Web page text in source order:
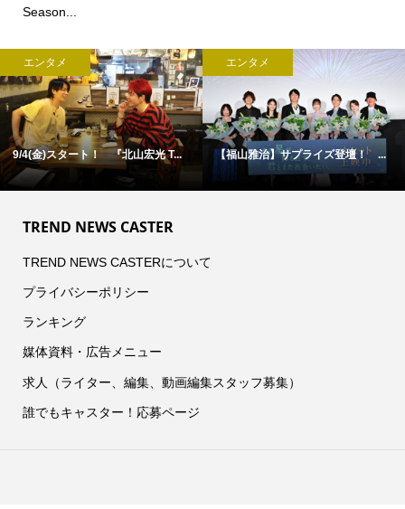
Season...
エンタメ
9/4(金)スタート！ 『北山宏光 T...
エンタメ
【福山雅治】サプライズ登壇！ ...
TREND NEWS CASTER
TREND NEWS CASTERについて
プライバシーポリシー
ランキング
媒体資料・広告メニュー
求人（ライター、編集、動画編集スタッフ募集）
誰でもキャスター！応募ページ